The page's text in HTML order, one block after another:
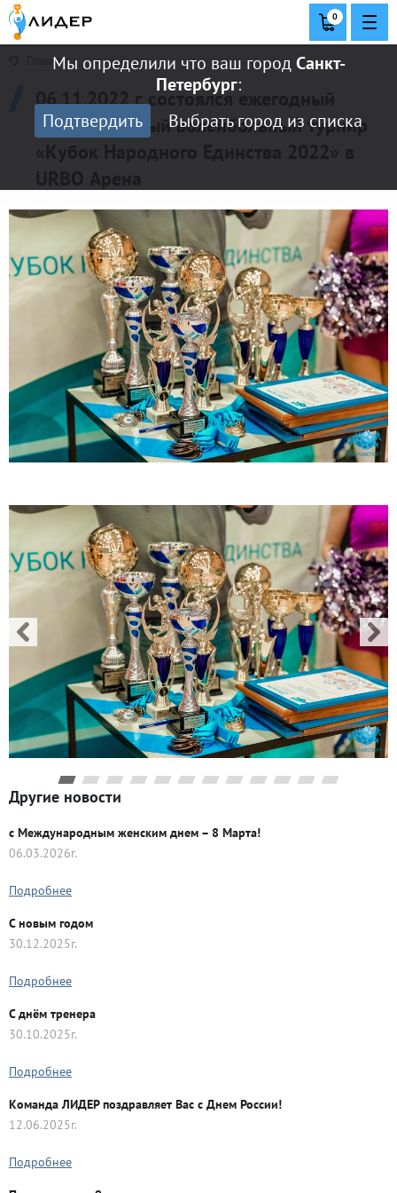
Мы определили что ваш городСанкт-
Петербург:
Подтвердить
Выбрать город из списка
0
Главная
06.11.2022 г. состоялся ежегодный
корпоративный волейбольный турнир
Другие новости
с Международным женским днем – 8 Марта!
06.03.2026г.
Подробнее
C новым годом
30.12.2025г.
Подробнее
С днём тренера
30.10.2025г.
Подробнее
Команда ЛИДЕР поздравляет Вас с Днем России!
12.06.2025г.
Подробнее